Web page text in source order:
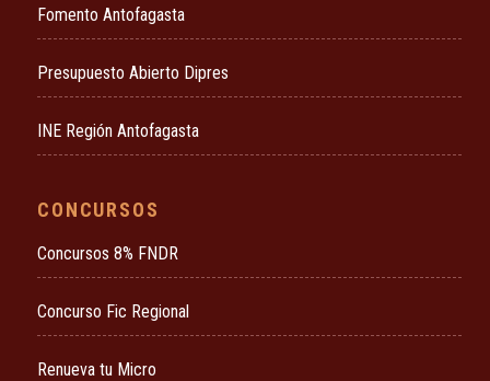
Fomento Antofagasta
Presupuesto Abierto Dipres
INE Región Antofagasta
CONCURSOS
Concursos 8% FNDR
Concurso Fic Regional
Renueva tu Micro